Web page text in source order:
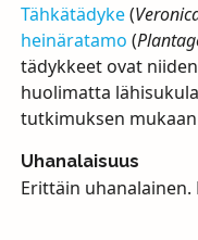
Tähkätädyke(
heinäratamo (
tädykkeet ovat
huolimatta
tutkimuksen
Uhanalaisuus
Erittäin